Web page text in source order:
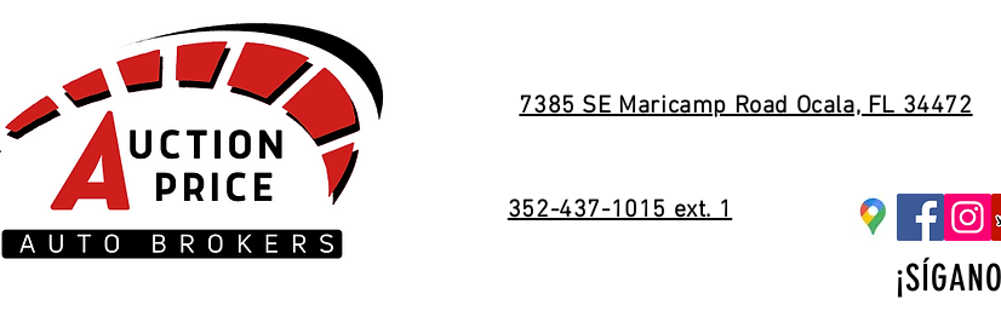
7385 SE Maricamp Road Ocala, FL 34472
352-437-1015 ext. 1